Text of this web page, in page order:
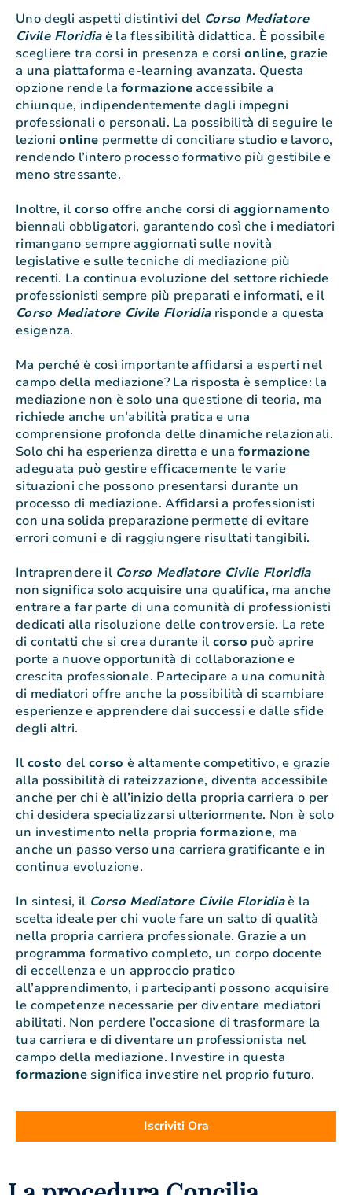
Uno degli aspetti distintivi del Corso Mediatore
Civile Floridiaè la flessibilità didattica. È possibile
scegliere tra corsi in presenza e corsi online, grazie
a una piattaforma e-learning avanzata. Questa
opzione rende laformazione accessibile a
chiunque, indipendentemente dagli impegni
professionali o personali. La possibilità di seguire le
lezionionline permette di conciliare studio e lavoro,
rendendo l’intero processo formativo più gestibile e
meno stressante.
Inoltre, il corso offre anche corsi di aggiornamento
biennali obbligatori, garantendo così che i mediatori
rimangano sempre aggiornati sulle novità
legislative e sulle tecniche di mediazione più
recenti. La continua evoluzione del settore richiede
professionisti sempre più preparati e informati, e il
Corso Mediatore Civile Floridiarisponde a questa
esigenza.
Ma perché è così importante affidarsi a esperti nel
campo della mediazione? La risposta è semplice: la
mediazione non è solo una questione di teoria, ma
richiede anche un’abilità pratica e una
comprensione profonda delle dinamiche relazionali.
Solo chi ha esperienza diretta e unaformazione
adeguata può gestire efficacemente le varie
situazioni che possono presentarsi durante un
processo di mediazione. Affidarsi a professionisti
con una solida preparazione permette di evitare
errori comuni e di raggiungere risultati tangibili.
Intraprendere il Corso Mediatore Civile Floridia
non significa solo acquisire una qualifica, ma anche
entrare a far parte di una comunità di professionisti
dedicati alla risoluzione delle controversie. La rete
di contatti che si crea durante il corso può aprire
porte a nuove opportunità di collaborazione e
crescita professionale. Partecipare a una comunità
di mediatori offre anche la possibilità di scambiare
esperienze e apprendere dai successi e dalle sfide
degli altri.
Il costo del corso è altamente competitivo, e grazie
alla possibilità di rateizzazione, diventa accessibile
anche per chi è all’inizio della propria carriera o per
chi desidera specializzarsi ulteriormente. Non è solo
un investimento nella propriaformazione, ma
anche un passo verso una carriera gratificante e in
continua evoluzione.
In sintesi, il Corso Mediatore Civile Floridiaè la
scelta ideale per chi vuole fare un salto di qualità
nella propria carriera professionale. Grazie a un
programma formativo completo, un corpo docente
di eccellenza e un approccio pratico
all’apprendimento, i partecipanti possono acquisire
le competenze necessarie per diventare mediatori
abilitati. Non perdere l’occasione di trasformare la
tua carriera e di diventare un professionista nel
campo della mediazione. Investire in questa
formazione significa investire nel proprio futuro.
Iscriviti Ora